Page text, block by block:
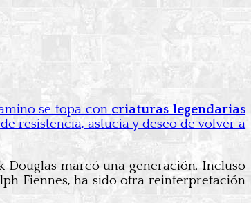
se topa con criaturas legendarias
resistencia, astucia y deseo de volver a
marcó una generación. Incluso
Fiennes, ha sido otra reinterpretación